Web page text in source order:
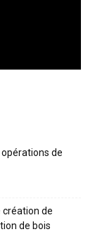
de
création de
de bois